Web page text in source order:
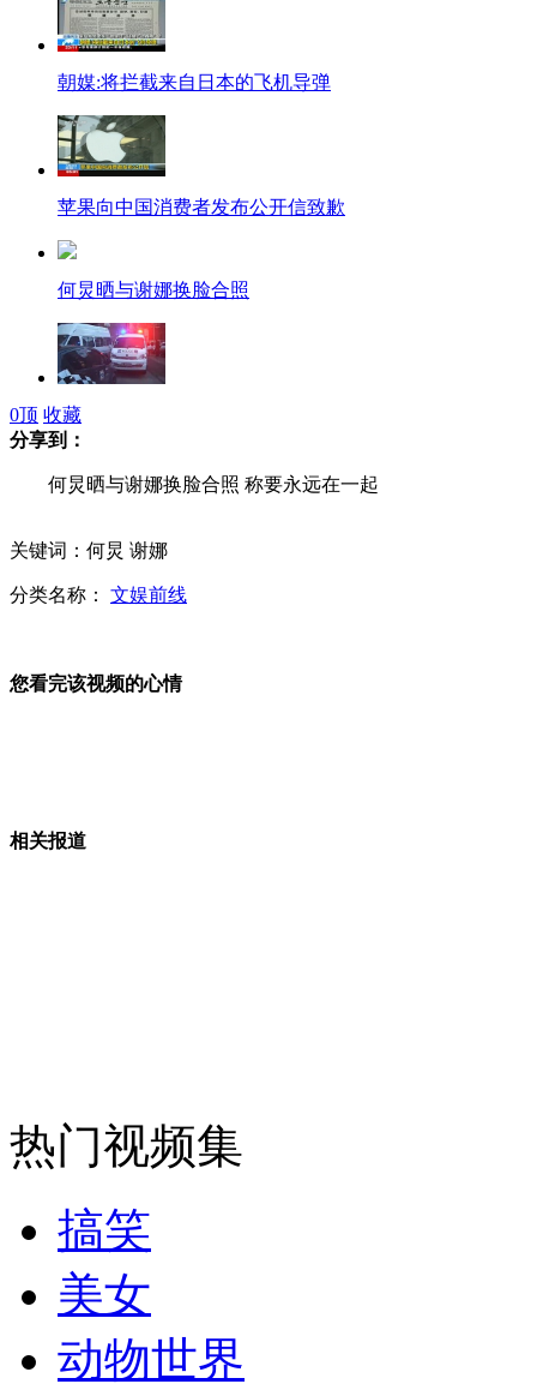
朝媒:将拦截来自日本的飞机导弹
苹果向中国消费者发布公开信致歉
何炅晒与谢娜换脸合照
年轻女子23层楼跳下身亡
解放军新式车牌首度公布采用六项防伪技术
“东北小姑娘哄妈妈”视频走红
无痛分娩是否安全 医生回应
外交部：反对强权政治霸凌主义
0顶 收藏
分享到：
何炅晒与谢娜换脸合照 称要永远在一起
关键词：何炅 谢娜
分类名称： 文娱前线
您看完该视频的心情
相关报道
热门视频集
搞笑
美女
动物世界